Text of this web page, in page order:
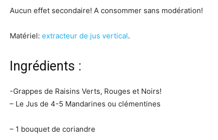
Aucun effet secondaire! A consommer sans modération!
Matériel: extracteur de jus vertical.
Ingrédients :
-Grappes de Raisins Verts, Rouges et Noirs!
– Le Jus de 4-5 Mandarines ou clémentines
– 1 bouquet de coriandre